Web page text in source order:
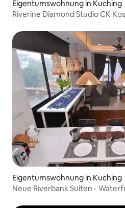
Eigentumswohnung in Kuching
Riverine Diamond Studio CK
Eigentumswohnung in Kuching
Neue Riverbank Suiten -